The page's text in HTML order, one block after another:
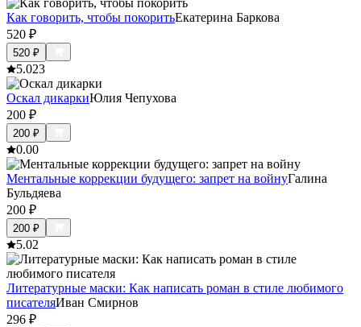
Как говорить, чтобы покоритьЕкатерина Баркова
520 ₽
520 ₽
5.023
Оскал дикаркиЮлия Чепухова
200 ₽
200 ₽
0.00
Ментальные коррекции будущего: запрет на войнуГалина
Бульдяева
200 ₽
200 ₽
5.02
Литературные маски: Как написать роман в стиле любимого
писателяИван Смирнов
296 ₽